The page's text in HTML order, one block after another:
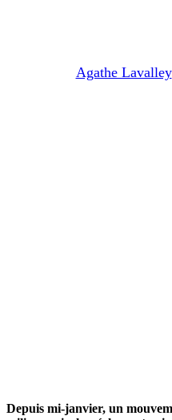
Agathe Lavalley
Depuis mi-janvier, un